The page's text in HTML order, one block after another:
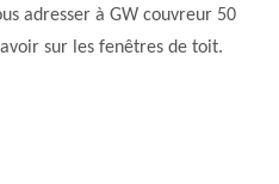
adresser à GW couvreur 50
sur les fenêtres de toit.